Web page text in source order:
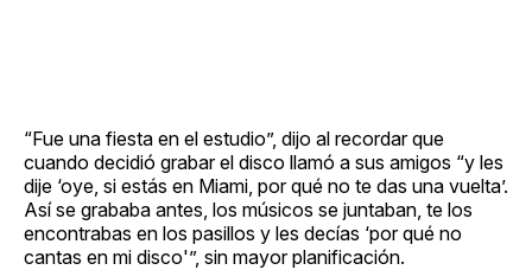
“Fue una fiesta en el estudio”, dijo al recordar que
cuando decidió grabar el disco llamó a sus amigos “y les
dije ‘oye, si estás en Miami, por qué no te das una vuelta’.
Así se grababa antes, los músicos se juntaban, te los
encontrabas en los pasillos y les decías ‘por qué no
cantas en mi disco'”, sin mayor planificación.